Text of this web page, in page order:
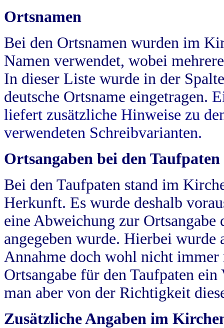
Ortsnamen
Bei den Ortsnamen wurden im
Namen verwendet, wobei
In dieser Liste wurde in der
deutsche Ortsname eingetragen.
liefert zusätzliche Hinweise zu
verwendeten Schreibvarianten.
Ortsangaben bei den Taufpaten
Bei den Taufpaten stand im
Herkunft. Es wurde deshalb
eine Abweichung zur
angegeben wurde. Hierbei wurde
Annahme doch wohl nicht
Ortsangabe für den Taufpaten
man aber von der Richtigkeit
Zusätzliche Angaben im